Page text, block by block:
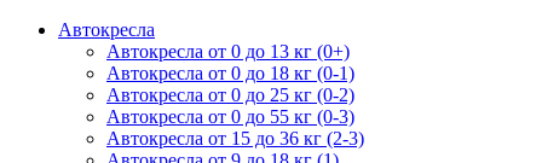
Автокресла
Автокресла от 0 до 13 кг (0+)
Автокресла от 0 до 18 кг (0-1)
Автокресла от 0 до 25 кг (0-2)
Автокресла от 0 до 55 кг (0-3)
Автокресла от 15 до 36 кг (2-3)